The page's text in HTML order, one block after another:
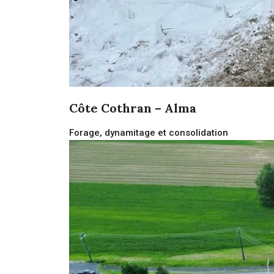
Côte Cothran – Alma
Forage, dynamitage et consolidation